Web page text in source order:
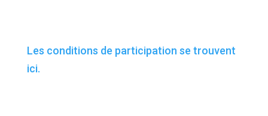
Les conditions de participation se trouvent
ici.